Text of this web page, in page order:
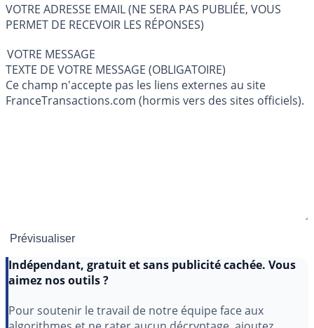
VOTRE ADRESSE EMAIL (NE SERA PAS PUBLIÉE, VOUS
PERMET DE RECEVOIR LES RÉPONSES)
VOTRE MESSAGE
TEXTE DE VOTRE MESSAGE (OBLIGATOIRE)
Ce champ n'accepte pas les liens externes au site
FranceTransactions.com (hormis vers des sites officiels).
Indépendant, gratuit et sans publicité cachée. Vous